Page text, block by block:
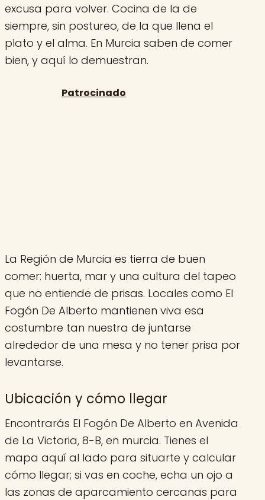
excusa para volver. Cocina de la de
siempre, sin postureo, de la que llena el
plato y el alma. En Murcia saben de comer
bien, y aquí lo demuestran.
La Región de Murcia es tierra de buen
comer: huerta, mar y una cultura del tapeo
que no entiende de prisas. Locales como El
Fogón De Alberto mantienen viva esa
costumbre tan nuestra de juntarse
alrededor de una mesa y no tener prisa por
levantarse.
Ubicación y cómo llegar
Encontrarás El Fogón De Alberto en Avenida
de La Victoria, 8-B, en murcia. Tienes el
mapa aquí al lado para situarte y calcular
cómo llegar; si vas en coche, echa un ojo a
las zonas de aparcamiento cercanas para